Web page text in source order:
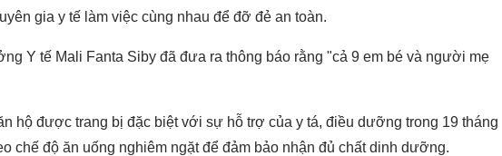
gia y tế làm việc cùng nhau để đỡ đẻ an toàn.
Y tế Mali Fanta Siby đã đưa ra thông báo rằng "cả 9 em bé và người mẹ
hộ được trang bị đặc biệt với sự hỗ trợ của y tá, điều dưỡng trong 19 tháng
chế độ ăn uống nghiêm ngặt để đảm bảo nhận đủ chất dinh dưỡng.